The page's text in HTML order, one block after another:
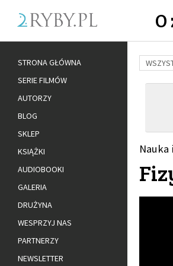
Nauka
STRONA GŁÓWNA
SERIE FILMÓW
AUTORZY
BLOG
SKLEP
KSIĄŻKI
AUDIOBOOKI
GALERIA
DRUŻYNA
WESPRZYJ NAS
PARTNERZY
NEWSLETTER